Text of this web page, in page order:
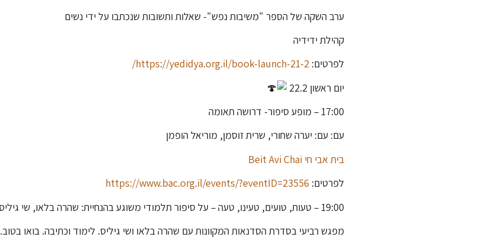
ערב השקה של הספר "משיבות נפש"- שאלות ותשובות שנכתבו על ידי נשים
קהילת ידידיה
לפרטים: https://yedidya.org.il/book-launch-21-2/
יום ראשון 22.2
17:00 – מופע סיפור- דרושה תאומה
עם: עם: יערה שחורי, שרית זוסמן, מוריאל הופמן
בית אבי חי Beit Avi Chai
לפרטים: https://www.bac.org.il/events/?eventID=23556
19:00 – טעות, טועים, טעינו, טעה – על סיפור תלמודי משוגע בהנחיית: שהרה בלאו, שי גיליס
מפגש רביעי בסדרת הסדנאות המקוונות עם שהרה בלאו ושי גיליס. לימוד וכתיבה. בואו בטוב.